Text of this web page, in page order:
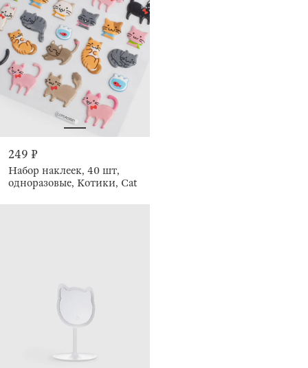
249 ₽
Набор наклеек, 40 шт,
одноразовые, Котики, Cat